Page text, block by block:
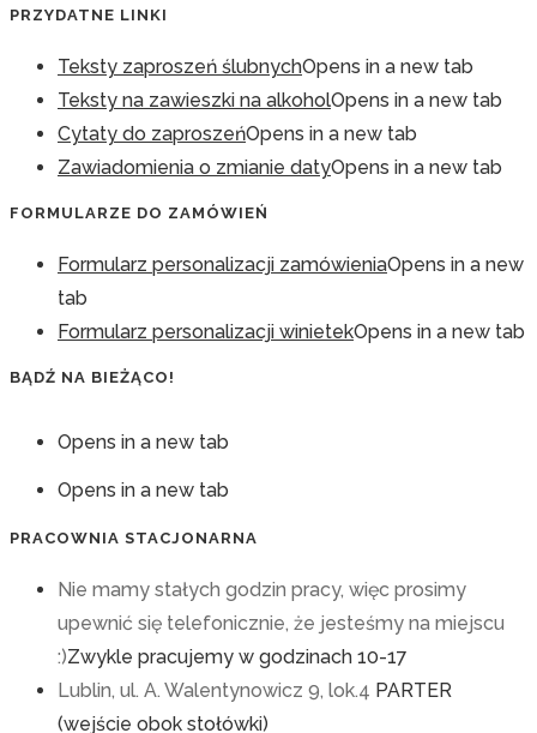
PRZYDATNE LINKI
Teksty zaproszeń ślubnychOpens in a new tab
Teksty na zawieszki na alkoholOpens in a new tab
Cytaty do zaproszeńOpens in a new tab
Zawiadomienia o zmianie datyOpens in a new tab
FORMULARZE DO ZAMÓWIEŃ
Formularz personalizacji zamówieniaOpens in a new
tab
Formularz personalizacji winietekOpens in a new tab
BĄDŹ NA BIEŻĄCO!
Opens in a new tab
Opens in a new tab
PRACOWNIA STACJONARNA
Nie mamy stałych godzin pracy, więc prosimy
upewnić się telefonicznie, że jesteśmy na miejscu
:)Zwykle pracujemy w godzinach 10-17
Lublin, ul. A. Walentynowicz 9, lok.4 PARTER
(wejście obok stołówki)